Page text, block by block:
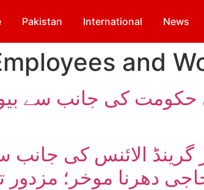
Pakistan International News
and
کی جانب سے
گرینڈ الائنس کی
دھرنا موخر؛ مزدور